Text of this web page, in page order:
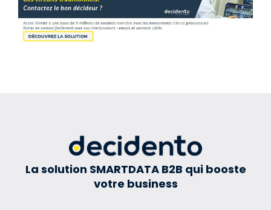
La solution SMARTDATA B2B qui booste
votre business